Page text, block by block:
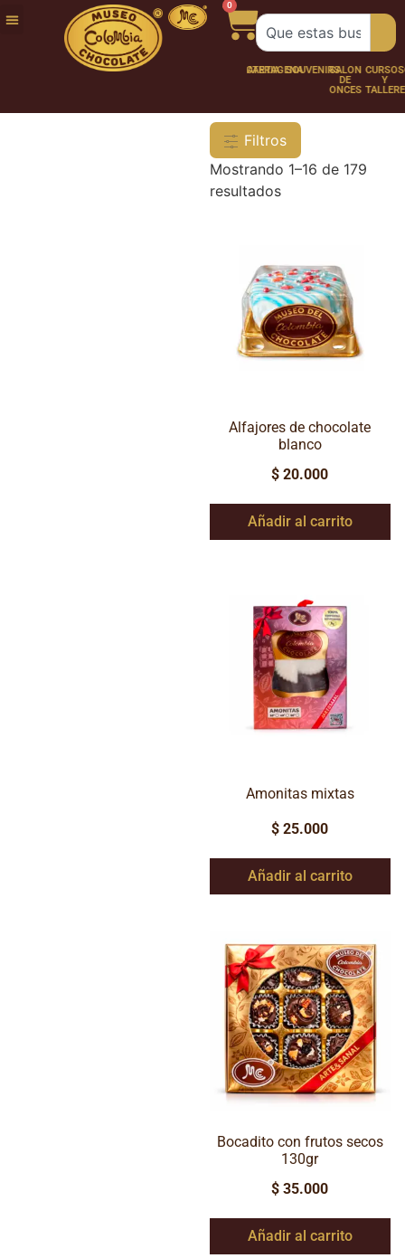
0
FUNDACIÓNNUESTRATRABAJA
CHOCOLATERÍA
CARTAGENASOUVENIRSSALÓN
DE
ONCES
CURSOS
Y
Filtros
Mostrando 1–16 de 179
resultados
Alfajores de chocolate
blanco
$ 20.000
Añadir al carrito
Amonitas mixtas
$ 25.000
Añadir al carrito
Bocadito con frutos secos
130gr
$ 35.000
Añadir al carrito